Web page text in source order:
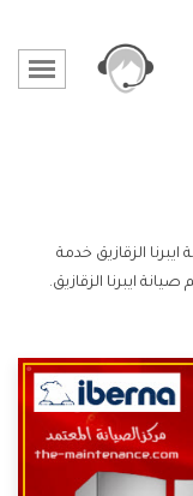
الزقازيق خدمة
ايبرنا الزقازيق.